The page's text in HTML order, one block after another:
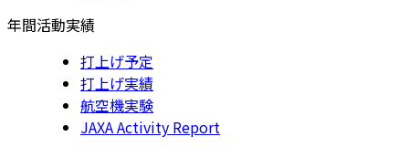
年間活動実績
打上げ予定
打上げ実績
航空機実験
JAXA Activity Report